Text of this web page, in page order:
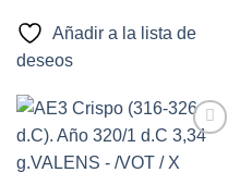
Añadir a la lista de
deseos